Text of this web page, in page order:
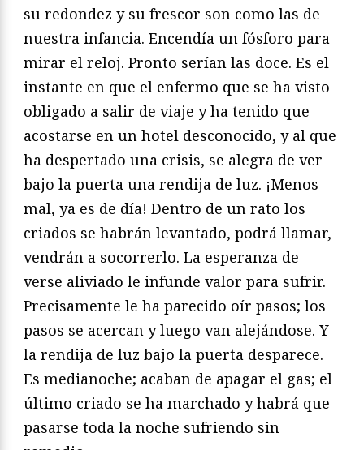
su redondez y su frescor son como las de
nuestra infancia. Encendía un fósforo para
mirar el reloj. Pronto serían las doce. Es el
instante en que el enfermo que se ha visto
obligado a salir de viaje y ha tenido que
acostarse en un hotel desconocido, y al que
ha despertado una crisis, se alegra de ver
bajo la puerta una rendija de luz. ¡Menos
mal, ya es de día! Dentro de un rato los
criados se habrán levantado, podrá llamar,
vendrán a socorrerlo. La esperanza de
verse aliviado le infunde valor para sufrir.
Precisamente le ha parecido oír pasos; los
pasos se acercan y luego van alejándose. Y
la rendija de luz bajo la puerta desparece.
Es medianoche; acaban de apagar el gas; el
último criado se ha marchado y habrá que
pasarse toda la noche sufriendo sin